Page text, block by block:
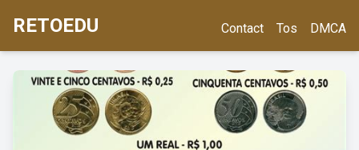
RETOEDU Contact Tos DMCA